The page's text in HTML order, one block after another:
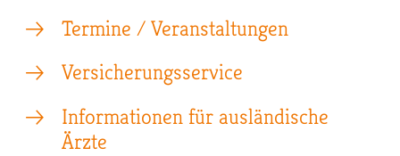
Termine / Veranstaltungen
Versicherungsservice
Informationen für ausländische
Ärzte